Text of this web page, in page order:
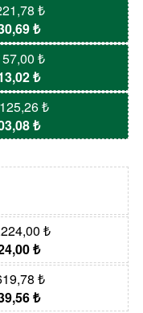
₺
₺
₺
₺
₺
₺
₺
₺
₺
₺